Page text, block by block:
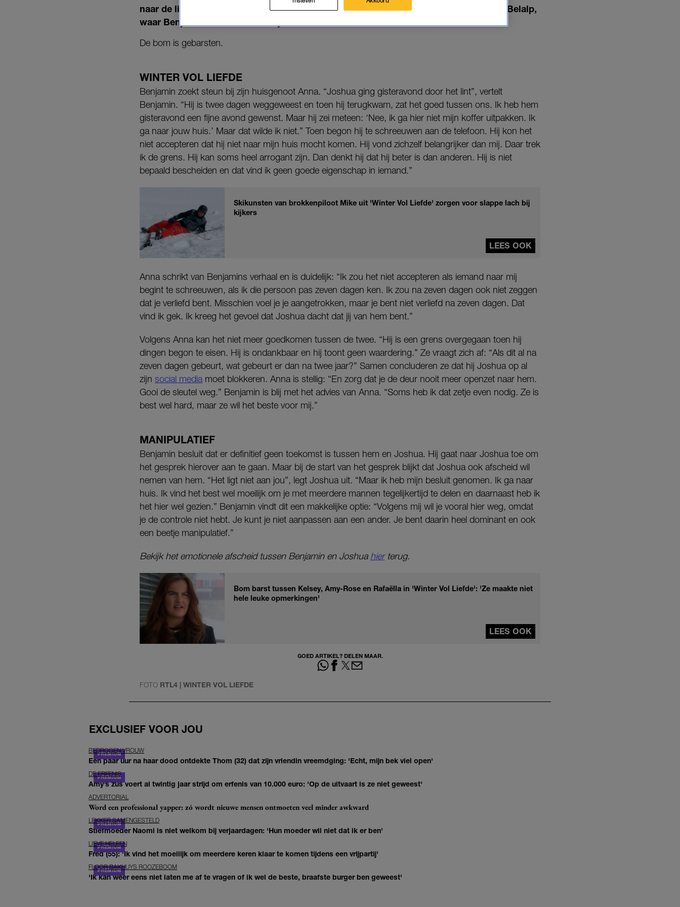
naar de liefde. En er hebben zich donkere wolken samengepakt boven het Zwitserse Belalp,
waar Benjamin en Joshua verblijven.
De bom is gebarsten.
WINTER VOL LIEFDE
Benjamin zoekt steun bij zijn huisgenoot Anna. “Joshua ging gisteravond door het lint”, vertelt
Benjamin. “Hij is twee dagen weggeweest en toen hij terugkwam, zat het goed tussen ons. Ik heb hem
gisteravond een fijne avond gewenst. Maar hij zei meteen: ‘Nee, ik ga hier niet mijn koffer uitpakken. Ik
ga naar jouw huis.’ Maar dat wilde ik niet.” Toen begon hij te schreeuwen aan de telefoon. Hij kon het
niet accepteren dat hij niet naar mijn huis mocht komen. Hij vond zichzelf belangrijker dan mij. Daar trek
ik de grens. Hij kan soms heel arrogant zijn. Dan denkt hij dat hij beter is dan anderen. Hij is niet
bepaald bescheiden en dat vind ik geen goede eigenschap in iemand.”
Skikunsten van brokkenpiloot Mike uit 'Winter Vol Liefde' zorgen voor slappe lach bij
kijkers
LEES OOK
Anna schrikt van Benjamins verhaal en is duidelijk: “Ik zou het niet accepteren als iemand naar mij
begint te schreeuwen, als ik die persoon pas zeven dagen ken. Ik zou na zeven dagen ook niet zeggen
dat je verliefd bent. Misschien voel je je aangetrokken, maar je bent niet verliefd na zeven dagen. Dat
vind ik gek. Ik kreeg het gevoel dat Joshua dacht dat jij van hem bent.”
Volgens Anna kan het niet meer goedkomen tussen de twee. “Hij is een grens overgegaan toen hij
dingen begon te eisen. Hij is ondankbaar en hij toont geen waardering.” Ze vraagt zich af: “Als dit al na
zeven dagen gebeurt, wat gebeurt er dan na twee jaar?” Samen concluderen ze dat hij Joshua op al
zijn social media moet blokkeren. Anna is stellig: “En zorg dat je de deur nooit meer openzet naar hem.
Gooi de sleutel weg.” Benjamin is blij met het advies van Anna. “Soms heb ik dat zetje even nodig. Ze is
best wel hard, maar ze wil het beste voor mij.”
MANIPULATIEF
Benjamin besluit dat er definitief geen toekomst is tussen hem en Joshua. Hij gaat naar Joshua toe om
het gesprek hierover aan te gaan. Maar bij de start van het gesprek blijkt dat Joshua ook afscheid wil
nemen van hem. “Het ligt niet aan jou”, legt Joshua uit. “Maar ik heb mijn besluit genomen. Ik ga naar
huis. Ik vind het best wel moeilijk om je met meerdere mannen tegelijkertijd te delen en daarnaast heb ik
het hier wel gezien.” Benjamin vindt dit een makkelijke optie: “Volgens mij wil je vooral hier weg, omdat
je de controle niet hebt. Je kunt je niet aanpassen aan een ander. Je bent daarin heel dominant en ook
een beetje manipulatief.”
Bekijk het emotionele afscheid tussen Benjamin en Joshua hierterug.
Bom barst tussen Kelsey, Amy-Rose en Rafaëlla in 'Winter Vol Liefde': 'Ze maakte niet
hele leuke opmerkingen'
LEES OOK
GOED ARTIKEL? DELEN MAAR.
FOTO RTL4 | WINTER VOL LIEFDE
EXCLUSIEF VOOR JOU
BEDROGEN VROUW
Een paar uur na haar dood ontdekte Thom (32) dat zijn vriendin vreemdging: 'Echt, mijn bek viel open'
DE ERFENIS
Amy’s zus voert al twintig jaar strijd om erfenis van 10.000 euro: 'Op de uitvaart is ze niet geweest'
ADVERTORIAL
Word een professional yapper: zó wordt nieuwe mensen ontmoeten veel minder awkward
LEKKER SAMENGESTELD
Stiefmoeder Naomi is niet welkom bij verjaardagen: 'Hun moeder wil niet dat ik er ben'
LIEVE HELEEN
Fred (55): 'Ik vind het moeilijk om meerdere keren klaar te komen tijdens een vrijpartij'
FLOOR BAKHUYS ROOZEBOOM
'Ik kan weer eens niet laten me af te vragen of ik wel de beste, braafste burger ben geweest'